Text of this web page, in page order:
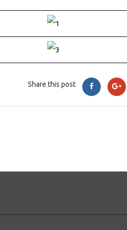
Share this post